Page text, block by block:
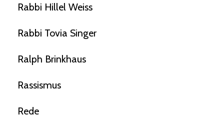
Rabbi Hillel Weiss
Rabbi Tovia Singer
Ralph Brinkhaus
Rassismus
Rede